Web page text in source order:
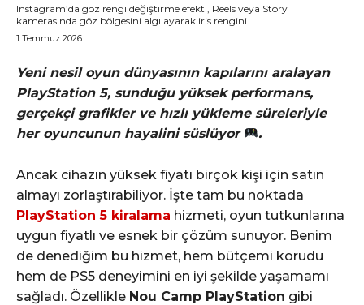
Instagram’da göz rengi değiştirme efekti, Reels veya Story
kamerasında göz bölgesini algılayarak iris rengini...
1 Temmuz 2026
Yeni nesil oyun dünyasının kapılarını aralayan
PlayStation 5, sunduğu yüksek performans,
gerçekçi grafikler ve hızlı yükleme süreleriyle
her oyuncunun hayalini süslüyor
.
Ancak cihazın yüksek fiyatı birçok kişi için satın
almayı zorlaştırabiliyor. İşte tam bu noktada
PlayStation 5 kiralama hizmeti, oyun tutkunlarına
uygun fiyatlı ve esnek bir çözüm sunuyor. Benim
de denediğim bu hizmet, hem bütçemi korudu
hem de PS5 deneyimini en iyi şekilde yaşamamı
sağladı. Özellikle Nou Camp PlayStation gibi